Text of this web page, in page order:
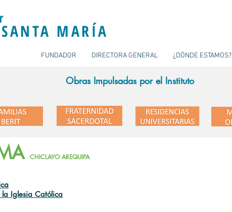
MARÍA
FUNDADOR DIRECTORA GENERAL ¿DÓNDE ESTAMOS?
Obras Impulsadas por el Instituto
CHICLAYOAREQUIPA
Iglesia Católica